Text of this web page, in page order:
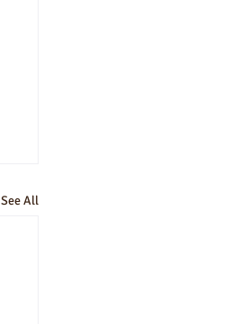
See All